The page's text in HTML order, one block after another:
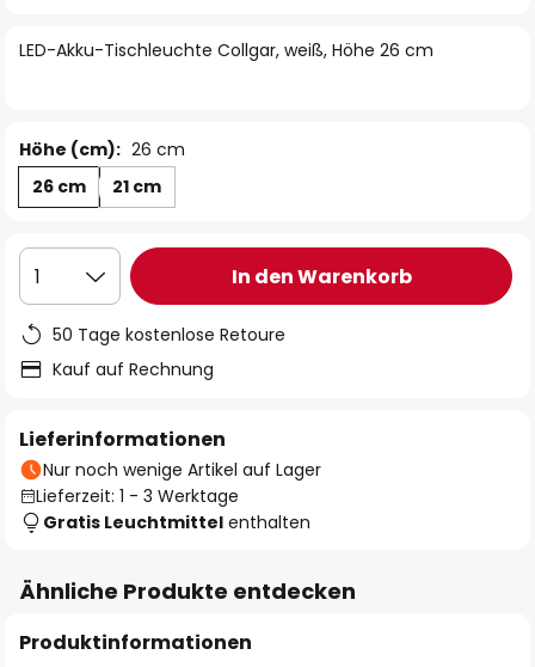
springen
LED-Akku-Tischleuchte Collgar, weiß, Höhe 26 cm
Höhe (cm): 26 cm
26 cm
21 cm
1 In den Warenkorb
50 Tage kostenlose Retoure
Kauf auf Rechnung
Lieferinformationen
Nur noch wenige Artikel auf Lager
Lieferzeit: 1 - 3 Werktage
Gratis Leuchtmittel enthalten
Ähnliche Produkte entdecken
Produktinformationen